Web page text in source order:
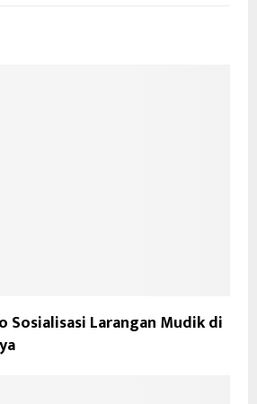
Sosialisasi Larangan Mudik di